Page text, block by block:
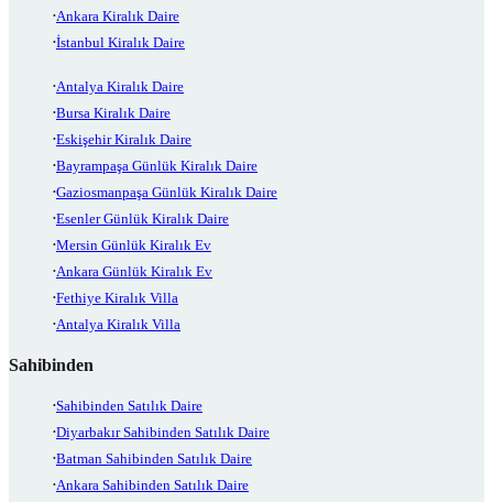
Ankara Kiralık Daire
İstanbul Kiralık Daire
Antalya Kiralık Daire
Bursa Kiralık Daire
Eskişehir Kiralık Daire
Bayrampaşa Günlük Kiralık Daire
Gaziosmanpaşa Günlük Kiralık Daire
Esenler Günlük Kiralık Daire
Mersin Günlük Kiralık Ev
Ankara Günlük Kiralık Ev
Fethiye Kiralık Villa
Antalya Kiralık Villa
Sahibinden
Sahibinden Satılık Daire
Diyarbakır Sahibinden Satılık Daire
Batman Sahibinden Satılık Daire
Ankara Sahibinden Satılık Daire